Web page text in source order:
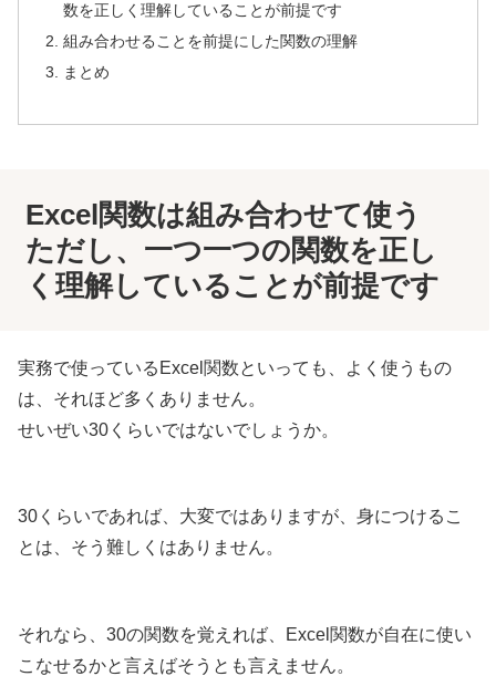
数を正しく理解していることが前提です
組み合わせることを前提にした関数の理解
まとめ
Excel関数は組み合わせて使う
ただし、一つ一つの関数を正し
く理解していることが前提です
実務で使っているExcel関数といっても、よく使うもの
は、それほど多くありません。
せいぜい30くらいではないでしょうか。
30くらいであれば、大変ではありますが、身につけるこ
とは、そう難しくはありません。
それなら、30の関数を覚えれば、Excel関数が自在に使い
こなせるかと言えばそうとも言えません。